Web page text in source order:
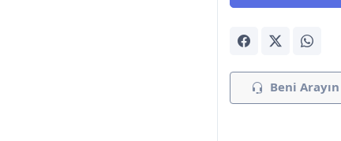
Beni Arayın